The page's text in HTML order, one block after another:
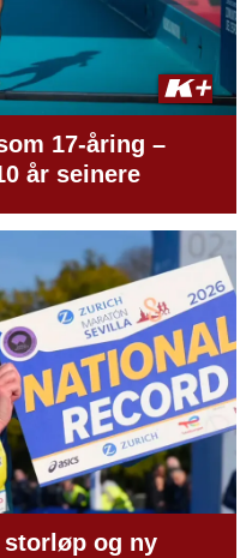
17-åring –
år seinere
og ny